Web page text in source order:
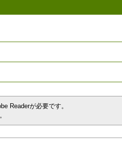
Readerが必要です。